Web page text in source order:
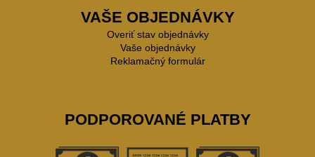
VAŠE OBJEDNÁVKY
Overiť stav objednávky
Vaše objednávky
Reklamačný formulár
PODPOROVANÉ PLATBY